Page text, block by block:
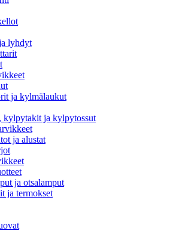
lyhdyt
ja kylmälaukut
kylpytakit ja kylpytossut
ja alustat
ja otsalamput
ja termokset